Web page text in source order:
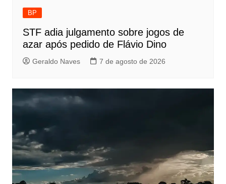
BP
STF adia julgamento sobre jogos de
azar após pedido de Flávio Dino
Geraldo Naves 7 de agosto de 2026